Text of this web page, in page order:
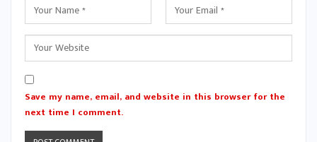
Save my name, email, and website in this browser for the
next time I comment.